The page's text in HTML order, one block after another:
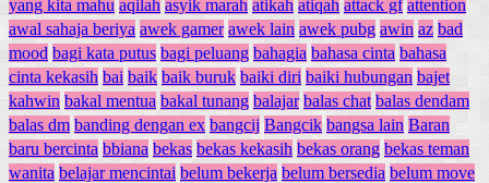
yang kita mahu aqilah asyik marah atikah atiqah attack gf attention
awal sahaja beriya awek gamer awek lain awek pubg awin az bad
mood bagi kata putus bagi peluang bahagia bahasa cinta bahasa
cinta kekasih bai baik baik buruk baiki diri baiki hubungan bajet
kahwin bakal mentua bakal tunang balajar balas chat balas dendam
balas dm banding dengan ex bangcij Bangcik bangsa lain Baran
baru bercinta bbiana bekas bekas kekasih bekas orang bekas teman
wanita belajar mencintai belum bekerja belum bersedia belum move